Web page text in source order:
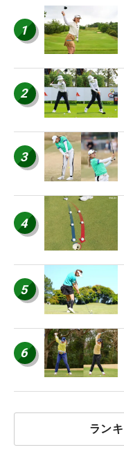
1
2
3
4
5
6
ラン